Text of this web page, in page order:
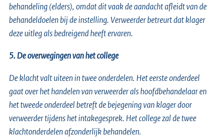
behandeling (elders), omdat dit vaak de aandacht afleidt van de
behandeldoelen bij de instelling. Verweerder betreurt dat klager
deze uitleg als bedreigend heeft ervaren.
5. De overwegingen van het college
De klacht valt uiteen in twee onderdelen. Het eerste onderdeel
gaat over het handelen van verweerder als hoofdbehandelaar en
het tweede onderdeel betreft de bejegening van klager door
verweerder tijdens het intakegesprek. Het college zal de twee
klachtonderdelen afzonderlijk behandelen.